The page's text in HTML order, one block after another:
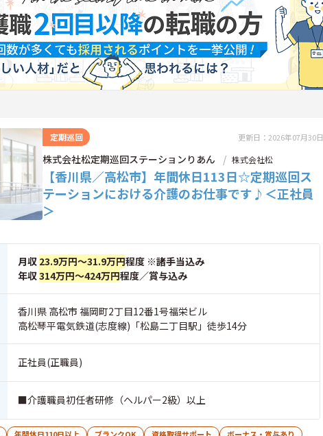
定期巡回 更新日：2026年07月30日
株式会社松定期巡回ステーションりあん 株式会社松
【香川県／高松市】年間休日113日☆定期巡回ス
テーションにおける介護のお仕事です♪＜正社員
＞
月収 23.9万円～31.9万円程度 ※諸手当込み
年収314万円～424万円程度／賞与込み
香川県 高松市 福岡町2丁目12番1号福栄ビル
高松琴平電気鉄道(志度線)「松島二丁目駅」徒歩14分
正社員(正職員)
■介護職員初任者研修（ヘルパー2級）以上